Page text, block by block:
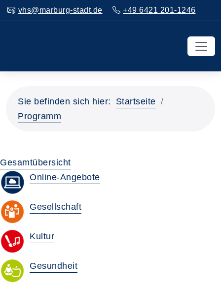
vhs@marburg-stadt.de +49 6421 201-1246
Sie befinden sich hier:
Startseite
Programm
Gesamtübersicht
Online-Angebote
Gesellschaft
Kultur
Gesundheit